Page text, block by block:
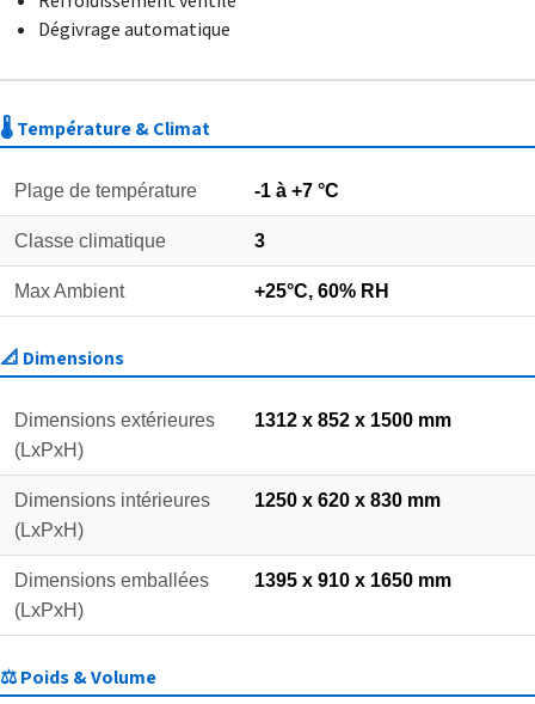
Dégivrage automatique
🌡️ Température & Climat
Plage de température -1 à +7 °C
Classe climatique 3
Max Ambient +25°C, 60% RH
📐 Dimensions
Dimensions extérieures
(LxPxH)
1312 x 852 x 1500 mm
Dimensions intérieures
(LxPxH)
1250 x 620 x 830 mm
Dimensions emballées
(LxPxH)
1395 x 910 x 1650 mm
⚖️ Poids & Volume